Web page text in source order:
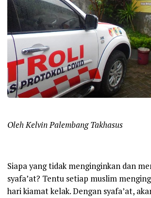
Oleh Kelvin Palembang Takhasus
Siapa yang tidak menginginkan dan
syafa’at? Tentu setiap muslim
hari kiamat kelak. Dengan syafa’at,